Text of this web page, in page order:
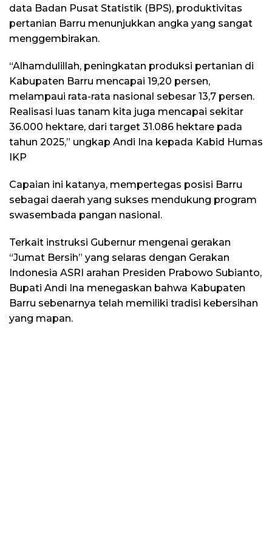
data Badan Pusat Statistik (BPS), produktivitas
pertanian Barru menunjukkan angka yang sangat
menggembirakan.
“Alhamdulillah, peningkatan produksi pertanian di
Kabupaten Barru mencapai 19,20 persen,
melampaui rata-rata nasional sebesar 13,7 persen.
Realisasi luas tanam kita juga mencapai sekitar
36.000 hektare, dari target 31.086 hektare pada
tahun 2025,” ungkap Andi Ina kepada Kabid Humas
IKP
Capaian ini katanya, mempertegas posisi Barru
sebagai daerah yang sukses mendukung program
swasembada pangan nasional.
Terkait instruksi Gubernur mengenai gerakan
“Jumat Bersih” yang selaras dengan Gerakan
Indonesia ASRI arahan Presiden Prabowo Subianto,
Bupati Andi Ina menegaskan bahwa Kabupaten
Barru sebenarnya telah memiliki tradisi kebersihan
yang mapan.